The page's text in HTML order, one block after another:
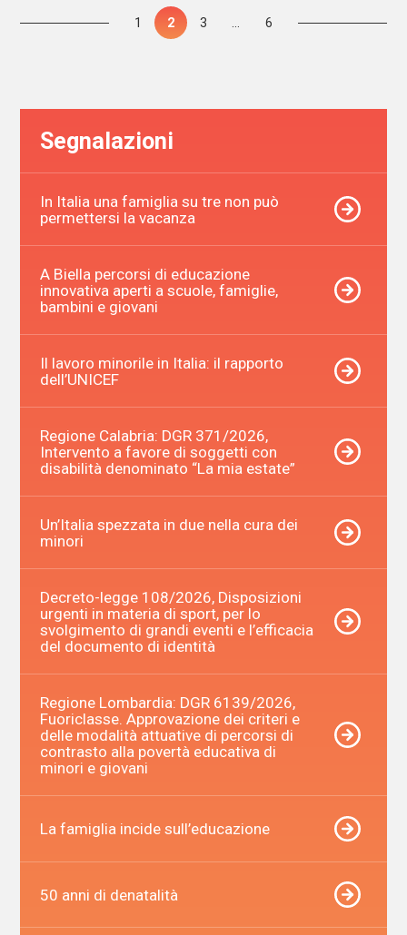
Paginazione
Pagina
1 Pagina
2 Pagina
3 Pagina
6
Segnalazioni
In Italia una famiglia su tre non può
permettersi la vacanza
A Biella percorsi di educazione
innovativa aperti a scuole, famiglie,
bambini e giovani
Il lavoro minorile in Italia: il rapporto
dell’UNICEF
Regione Calabria: DGR 371/2026,
Intervento a favore di soggetti con
disabilità denominato “La mia estate”
Un’Italia spezzata in due nella cura dei
minori
Decreto-legge 108/2026, Disposizioni
urgenti in materia di sport, per lo
svolgimento di grandi eventi e l’efficacia
del documento di identità
Regione Lombardia: DGR 6139/2026,
Fuoriclasse. Approvazione dei criteri e
delle modalità attuative di percorsi di
contrasto alla povertà educativa di
minori e giovani
La famiglia incide sull’educazione
50 anni di denatalità